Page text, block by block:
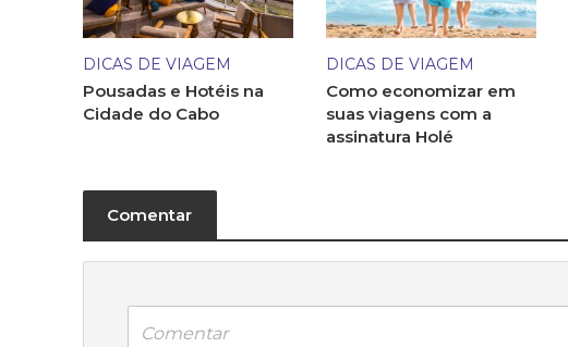
DICAS DE VIAGEM
Pousadas e Hotéis na
Cidade do Cabo
DICAS DE VIAGEM
Como economizar em
suas viagens com a
assinatura Holé
Comentar
Comentar